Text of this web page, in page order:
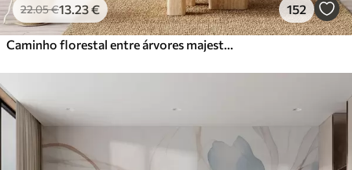
22.05€13 .23€ 152